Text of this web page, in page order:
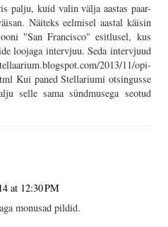
palju, kuid valin välja aastas paar-
Näiteks eelmisel aastal käisin
"San Francisco" esitlusel, kus
loojaga intervjuu. Seda intervjuud
2013/11/opi-
Kui paned Stellariumi otsingusse
selle sama sündmusega seotud
at 12:30 PM
monusad pildid.